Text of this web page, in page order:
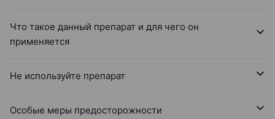
Что такое данный препарат и для чего он
применяется
Не используйте препарат
Особые меры предосторожности